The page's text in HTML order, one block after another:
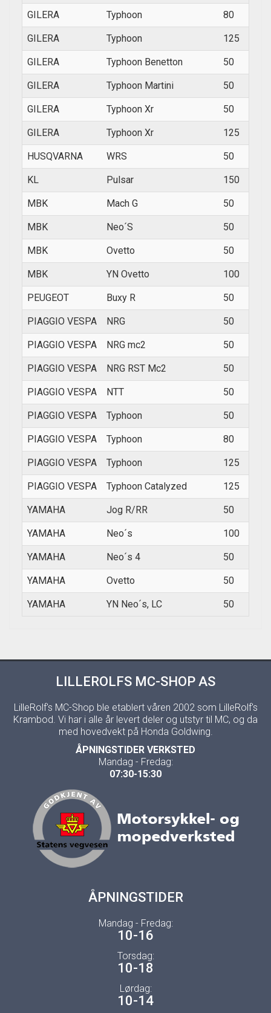
GILERA Typhoon 80
GILERA Typhoon 125
GILERA Typhoon Benetton 50
GILERA Typhoon Martini 50
GILERA Typhoon Xr 50
GILERA Typhoon Xr 125
HUSQVARNA WRS 50
KL Pulsar 150
MBK Mach G 50
MBK Neo´S 50
MBK Ovetto 50
MBK YN Ovetto 100
PEUGEOT Buxy R 50
PIAGGIO VESPA NRG 50
PIAGGIO VESPA NRG mc2 50
PIAGGIO VESPA NRG RST Mc2 50
PIAGGIO VESPA NTT 50
PIAGGIO VESPA Typhoon 50
PIAGGIO VESPA Typhoon 80
PIAGGIO VESPA Typhoon 125
PIAGGIO VESPA Typhoon Catalyzed 125
YAMAHA Jog R/RR 50
YAMAHA Neo´s 100
YAMAHA Neo´s 4 50
YAMAHA Ovetto 50
YAMAHA YN Neo´s, LC 50
LILLEROLFS MC-SHOP AS
LilleRolf's MC-Shop ble etablert våren 2002 som LilleRolf's
Krambod. Vi har i alle år levert deler og utstyr til MC, og da
med hovedvekt på Honda Goldwing.
ÅPNINGSTIDER VERKSTED
Mandag - Fredag:
07:30-15:30
ÅPNINGSTIDER
Mandag - Fredag:
10-16
Torsdag:
10-18
Lørdag:
10-14